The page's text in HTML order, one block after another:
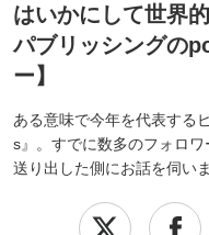
はいかにして世界
パブリッシングの
ー】
ある意味で今年を代表する
s』。すでに数多のフォロ
送り出した側にお話を伺いま